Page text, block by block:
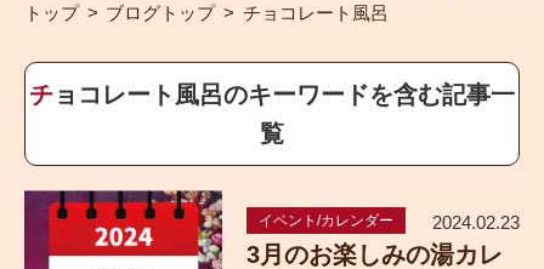
トップ ブログトップ チョコレート風呂
チョコレート風呂のキーワードを含む記事一
覧
イベント/カレンダー 2024.02.23
3月のお楽しみの湯カレ